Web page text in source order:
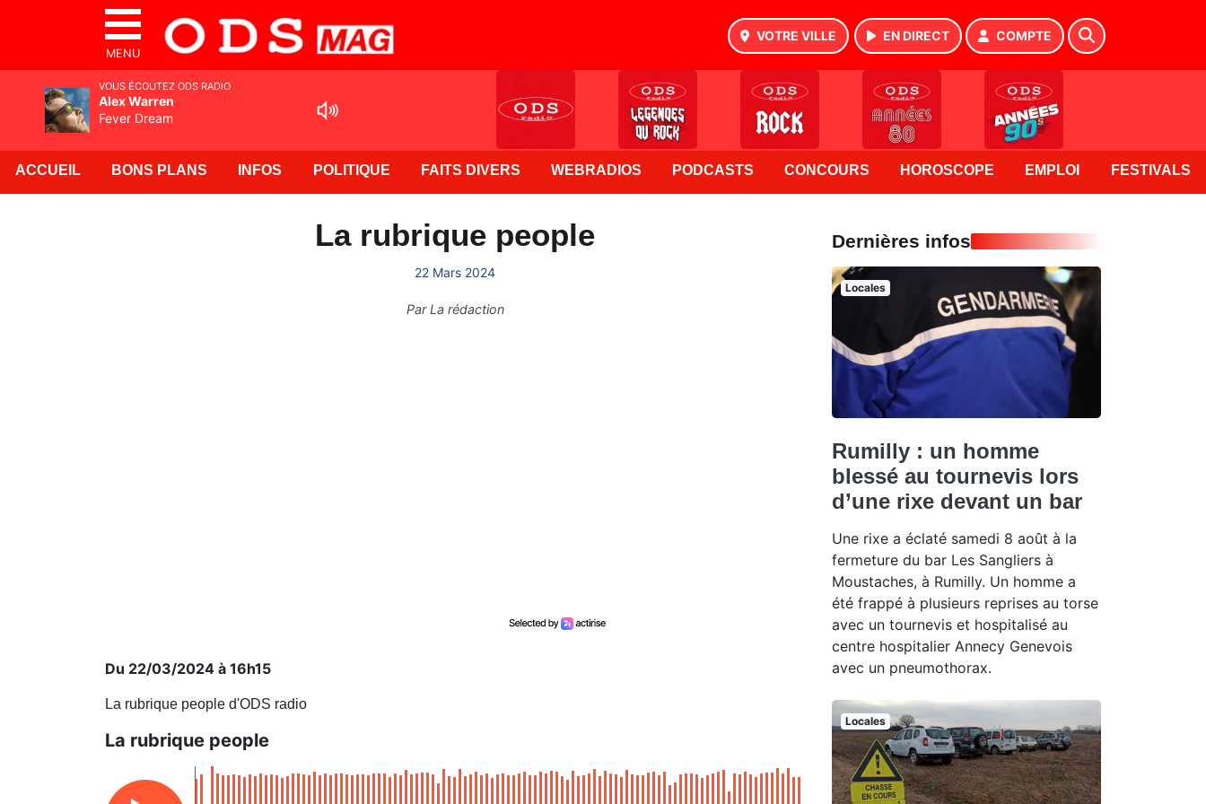
MENU
VOTRE VILLE EN DIRECT COMPTE
ACCUEIL BONS PLANS INFOS POLITIQUE FAITS DIVERS WEBRADIOS PODCASTS CONCOURS HOROSCOPE EMPLOI FESTIVALS
La rubrique people
22 Mars 2024
ParLa rédaction
Du 22/03/2024 à 16h15
La rubrique people d'ODS radio
La rubrique people
Dernières infos
Locales
Rumilly : un homme
blessé au tournevis lors
d’une rixe devant un bar
Une rixe a éclaté samedi 8 août à la
fermeture du bar Les Sangliers à
Moustaches, à Rumilly. Un homme a
été frappé à plusieurs reprises au torse
avec un tournevis et hospitalisé au
centre hospitalier Annecy Genevois
avec un pneumothorax.
Locales
VOUS ÉCOUTEZ ODS RADIO
Alex Warren
Fever Dream